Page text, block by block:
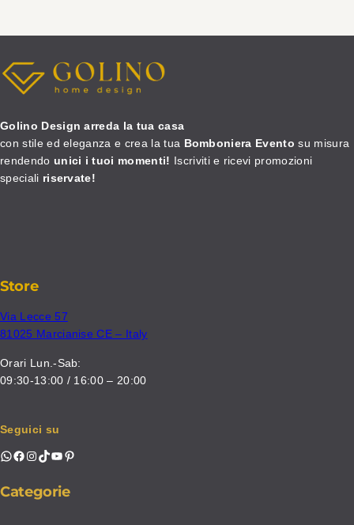
Golino Design arreda la tua casa
con stile ed eleganza e crea la tua Bomboniera Evento su misura
rendendo unici i tuoi momenti! Iscriviti e ricevi promozioni
speciali riservate!
Store
Via Lecce 57
81025 Marcianise CE – Italy
Orari Lun.-Sab:
09:30-13:00 / 16:00 – 20:00
Seguici su
WhatsApp Facebook Instagram TikTok YouTube Pinterest
Categorie